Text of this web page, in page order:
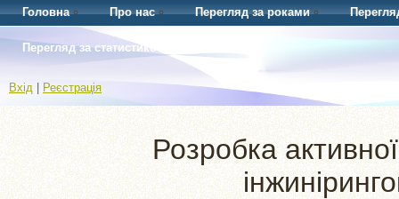
Головна Про нас Перегляд за роками
Перегляд за статистикою
Вхід Реєстрація
Розробка активної